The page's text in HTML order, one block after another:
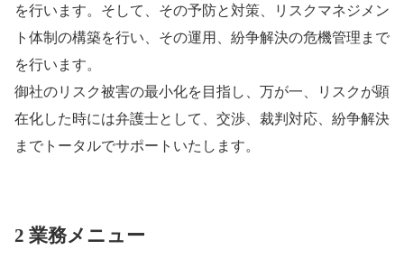
を行います。そして、その予防と対策、リスクマネジメン
ト体制の構築を行い、その運用、紛争解決の危機管理まで
を行います。
御社のリスク被害の最小化を目指し、万が一、リスクが顕
在化した時には弁護士として、交渉、裁判対応、紛争解決
までトータルでサポートいたします。
2 業務メニュー